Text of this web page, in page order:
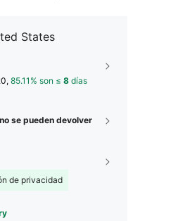
States
85.11% son ≤ 8 días
se pueden devolver
de privacidad